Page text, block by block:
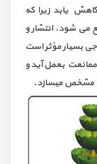
یابد زیرا که
می شود. انتشار و
بسیار مؤثر است
بعمل آید و
مشخص میسازد.